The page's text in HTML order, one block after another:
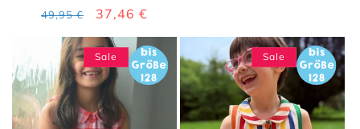
Normaler Preis
49,95 € Verkaufspreis
37,46 €
Sale Sale